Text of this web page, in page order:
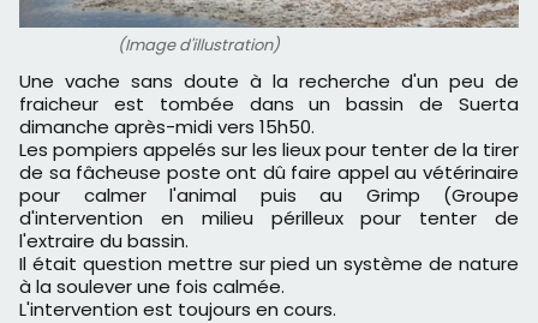
(Image d'illustration)
Une vache sans doute à la recherche d'un peu de
fraicheur est tombée dans un bassin de Suerta
dimanche après-midi vers 15h50.
Les pompiers appelés sur les lieux pour tenter de la tirer
de sa fâcheuse poste ont dû faire appel au vétérinaire
pour calmer l'animal puis au Grimp (Groupe
d'intervention en milieu périlleux pour tenter de
l'extraire du bassin.
Il était question mettre sur pied un système de nature
à la soulever une fois calmée.
L'intervention est toujours en cours.